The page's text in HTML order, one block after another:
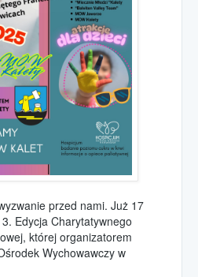
przed nami. Już 17
Edycja Charytatywnego
której organizatorem
Wychowawczy w